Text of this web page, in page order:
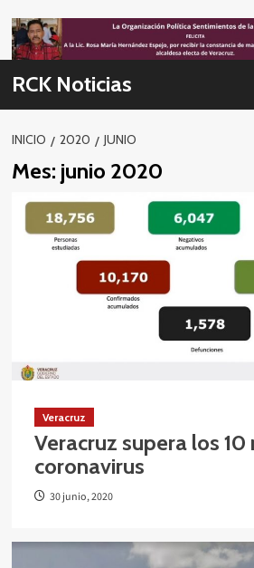
to
content
RCK Noticias
INICIO 2020 JUNIO
Mes: junio 2020
Veracruz
Veracruz supera los 10
coronavirus
30 junio, 2020